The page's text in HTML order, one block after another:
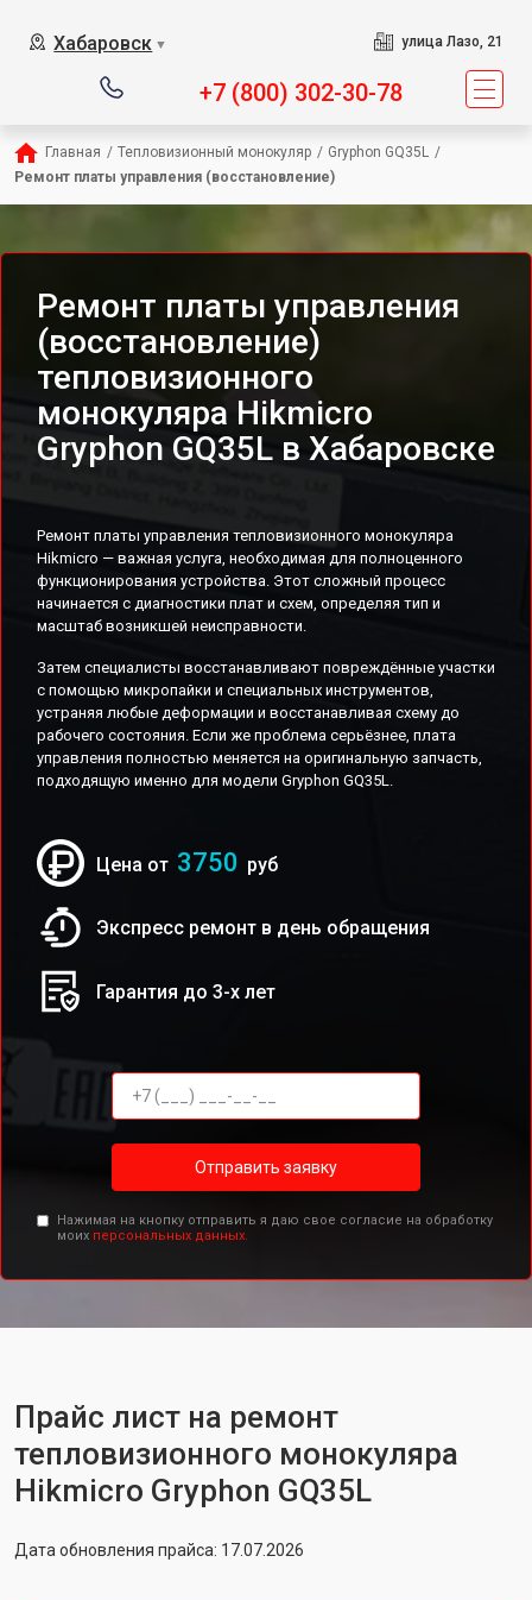
Хабаровск ▼ улица Лазо, 21
+7 (800) 302-30-78
Главная / Тепловизионный монокуляр / Gryphon GQ35L /
Ремонт платы управления (восстановление)
Ремонт платы управления
(восстановление)
тепловизионного
монокуляра Hikmicro
Gryphon GQ35L в Хабаровске
Ремонт платы управления тепловизионного монокуляра
Hikmicro — важная услуга, необходимая для полноценного
функционирования устройства. Этот сложный процесс
начинается с диагностики плат и схем, определяя тип и
масштаб возникшей неисправности.
Затем специалисты восстанавливают повреждённые участки
с помощью микропайки и специальных инструментов,
устраняя любые деформации и восстанавливая схему до
рабочего состояния. Если же проблема серьёзнее, плата
управления полностью меняется на оригинальную запчасть,
подходящую именно для модели Gryphon GQ35L.
Цена от 3750 руб
Экспресс ремонт в день обращения
Гарантия до 3-х лет
Отправить заявку
Нажимая на кнопку отправить я даю свое согласие на обработку
моих персональных данных.
Прайс лист на ремонт
тепловизионного монокуляра
Hikmicro Gryphon GQ35L
Дата обновления прайса: 17.07.2026